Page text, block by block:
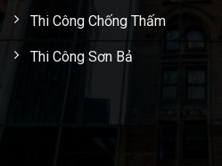
Thi Công Chống Thấm
Thi Công Sơn Bả